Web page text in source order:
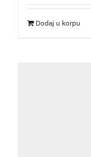
Dodaj u korpu